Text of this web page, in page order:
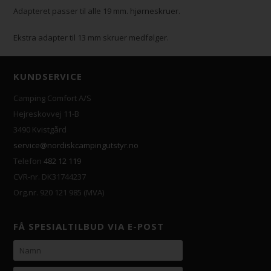
Adapteret passer til alle 19 mm. hjørneskruer.
Ekstra adapter til 13 mm skruer medfølger.
KUNDSERVICE
Camping Comfort A/S
Hejreskovvej 11-B
3490 Kvistgård
service@nordiskcampingutstyr.no
Telefon482 12 119
CVR-nr. DK31744237
Org.nr. 920 121 985 (MVA)
FÅ SPESIALTILBUD VIA E-POST